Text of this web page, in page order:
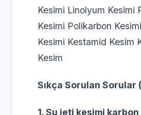
Kesimi Linolyum Kesimi
Kesimi Polikarbon
Kesimi Kestamid Kesim
Kesim
Sıkça Sorulan Sorular
1. Su jeti kesimi